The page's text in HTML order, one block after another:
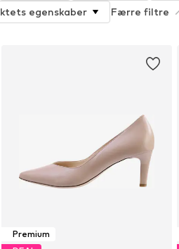
egenskaber Færre filtre
Premium